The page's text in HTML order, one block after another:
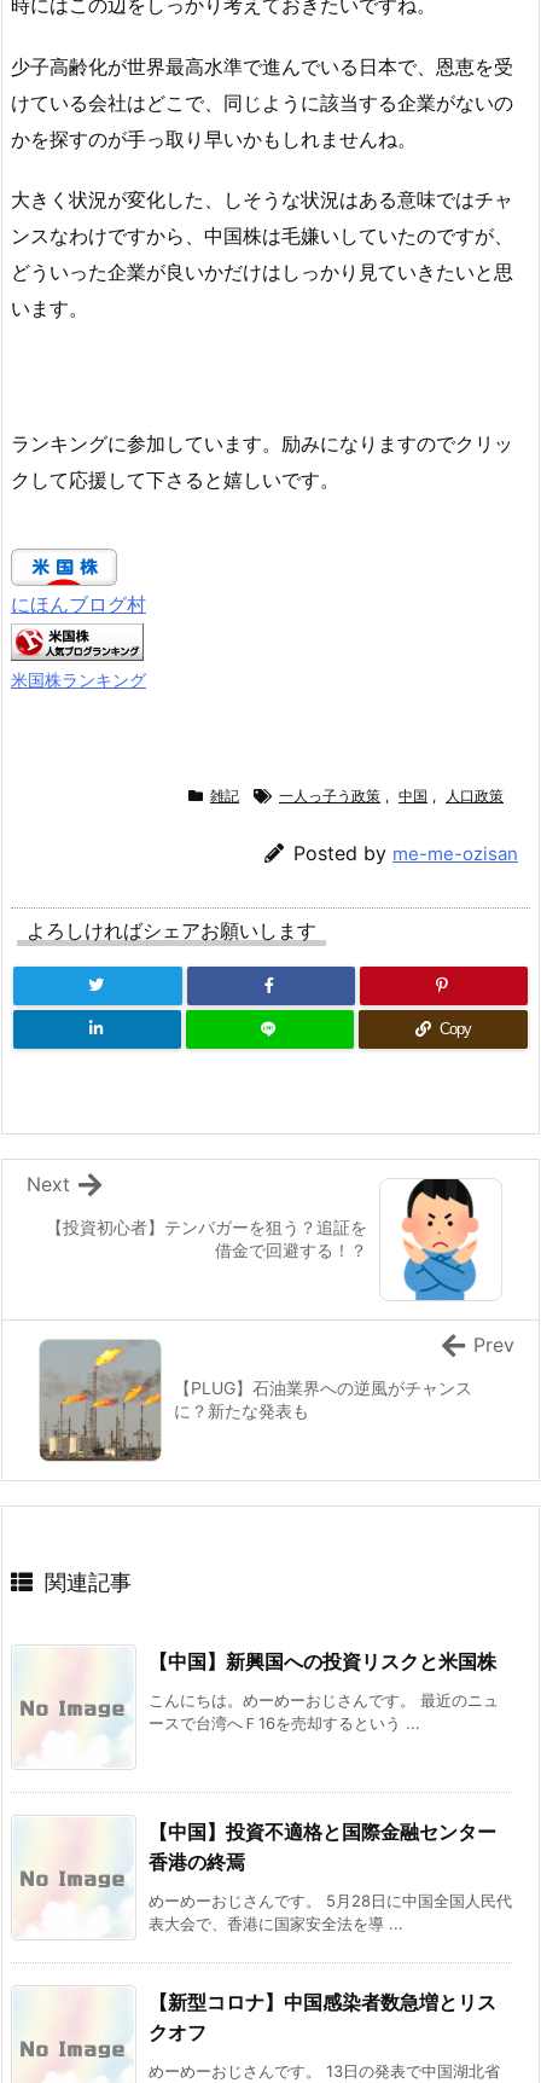
少子高齢化が世界最高水準で進んでいる日本で、恩恵を受
けている会社はどこで、同じように該当する企業がないの
かを探すのが手っ取り早いかもしれませんね。
大きく状況が変化した、しそうな状況はある意味ではチャ
ンスなわけですから、中国株は毛嫌いしていたのですが、
どういった企業が良いかだけはしっかり見ていきたいと思
います。
ランキングに参加しています。励みになりますのでクリッ
クして応援して下さると嬉しいです。
にほんブログ村
米国株ランキング
雑記 一人っ子う政策 , 中国 , 人口政策
Posted by me-me-ozisan
よろしければシェアお願いします
Copy
【投資初心者】テンバガーを狙う？追証を
借金で回避する！？
Next
【PLUG】石油業界への逆風がチャンス
に？新たな発表も
Prev
関連記事
【中国】新興国への投資リスクと米国株
こんにちは。めーめーおじさんです。 最近のニュ
ースで台湾へＦ16を売却するという ...
【中国】投資不適格と国際金融センター
香港の終焉
めーめーおじさんです。 5月28日に中国全国人民代
表大会で、香港に国家安全法を導 ...
【新型コロナ】中国感染者数急増とリス
クオフ
めーめーおじさんです。 13日の発表で中国湖北省